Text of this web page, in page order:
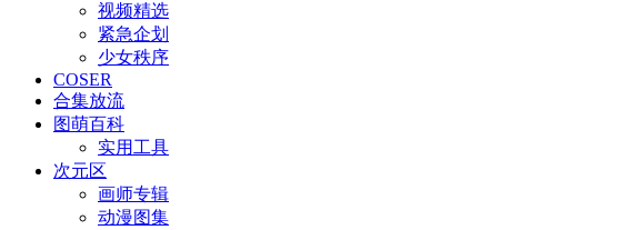
视频精选
紧急企划
少女秩序
COSER
合集放流
图萌百科
实用工具
次元区
画师专辑
动漫图集